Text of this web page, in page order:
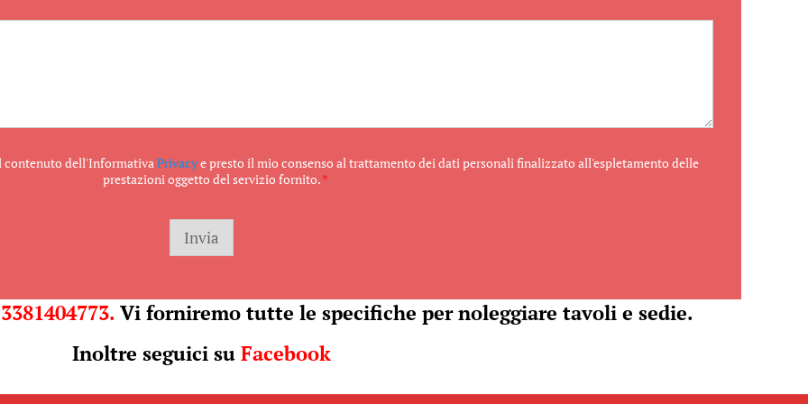
t
contenuto dell'InformativaPrivacye presto il mio consenso al trattamento dei dati personali finalizzato all'espletamento delle
prestazioni oggetto del servizio fornito.*
Invia
3381404773.Vi forniremo tutte le specifiche per noleggiare tavoli e sedie.
Inoltre seguici suFacebook